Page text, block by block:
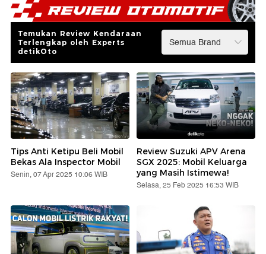
Temukan Review Kendaraan
Terlengkap oleh Experts
detikOto
Tips Anti Ketipu Beli Mobil
Bekas Ala Inspector Mobil
Senin, 07 Apr 2025 10:06 WIB
Review Suzuki APV Arena
SGX 2025: Mobil Keluarga
yang Masih Istimewa!
Selasa, 25 Feb 2025 16:53 WIB